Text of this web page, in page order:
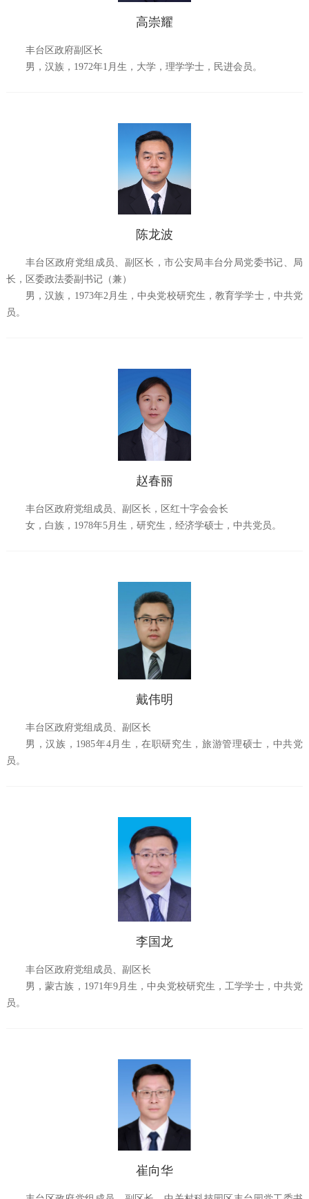
高崇耀
丰台区政府副区长
男，汉族， 1972年1 月生，大学，理学学士，民进会员。
陈龙波
丰台区政府党组成员、副区长，市公安局丰台分局党委书记、局
长，区委政法委副书记（兼）
男，汉族，1973年2月生，中央党校研究生，教育学学士，中共党
员。
赵春丽
丰台区政府党组成员、副区长，区红十字会会长
女，白族，1978年5月生，研究生，经济学硕士，中共党员。
戴伟明
丰台区政府党组成员、副区长
男，汉族，1985年4月生，在职研究生，旅游管理硕士，中共党
员。
李国龙
丰台区政府党组成员、副区长
男，蒙古族，1971年9月生，中央党校研究生，工学学士，中共党
员。
崔向华